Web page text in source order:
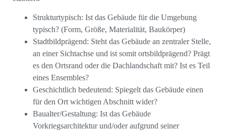
Strukturtypisch: Ist das Gebäude für die Umgebung
typisch? (Form, Größe, Materialität, Baukörper)
Stadtbildprägend: Steht das Gebäude an zentraler Stelle,
an einer Sichtachse und ist somit ortsbildprägend? Prägt
es den Ortsrand oder die Dachlandschaft mit? Ist es Teil
eines Ensembles?
Geschichtlich bedeutend: Spiegelt das Gebäude einen
für den Ort wichtigen Abschnitt wider?
Baualter/Gestaltung: Ist das Gebäude
Vorkriegsarchitektur und/oder aufgrund seiner